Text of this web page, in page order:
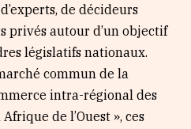
de décideurs
privés autour d’un objectif
législatifs nationaux.
commun de la
intra-régional des
de l’Ouest », ces